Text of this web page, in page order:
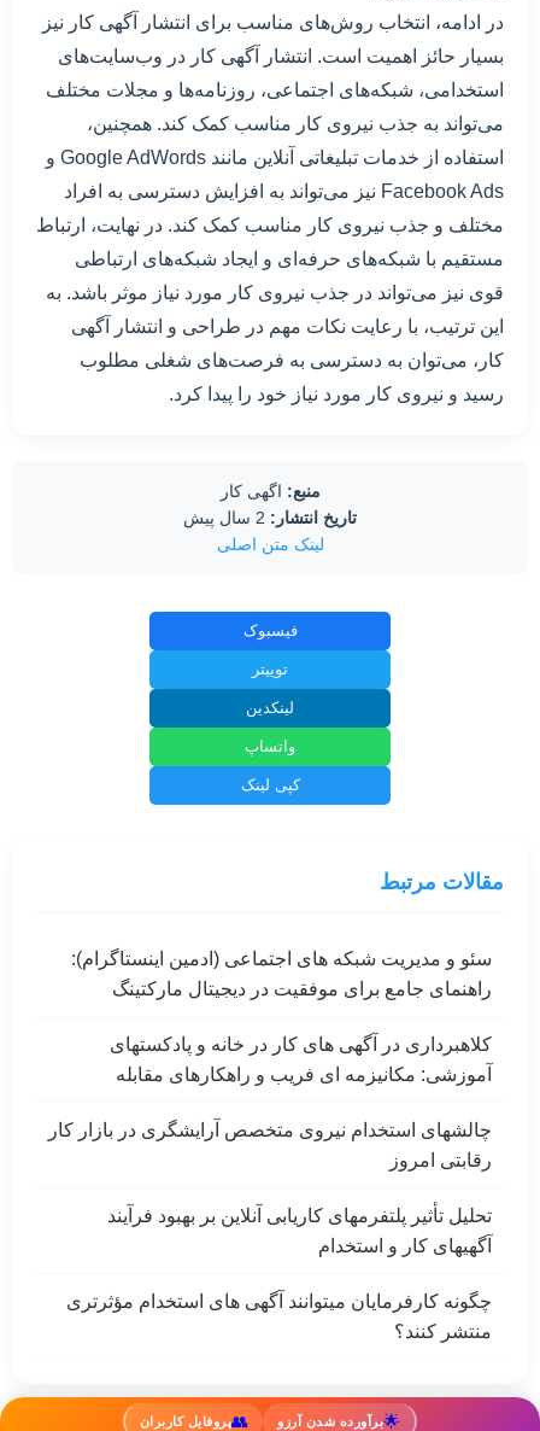
🌟برآورده شدن آرزو 👥پروفایل کاربران
در ادامه، انتخاب روش‌های مناسب برای انتشار آگهی کار نیز
بسیار حائز اهمیت است. انتشار آگهی کار در وب‌سایت‌های
استخدامی، شبکه‌های اجتماعی، روزنامه‌ها و مجلات مختلف
می‌تواند به جذب نیروی کار مناسب کمک کند. همچنین،
استفاده از خدمات تبلیغاتی آنلاین مانند Google AdWords و
Facebook Ads نیز می‌تواند به افزایش دسترسی به افراد
مختلف و جذب نیروی کار مناسب کمک کند. در نهایت، ارتباط
مستقیم با شبکه‌های حرفه‌ای و ایجاد شبکه‌های ارتباطی
قوی نیز می‌تواند در جذب نیروی کار مورد نیاز موثر باشد. به
این ترتیب، با رعایت نکات مهم در طراحی و انتشار آگهی
کار، می‌توان به دسترسی به فرصت‌های شغلی مطلوب
رسید و نیروی کار مورد نیاز خود را پیدا کرد.
منبع: اگهی کار
تاریخ انتشار:
لینک متن اصلی
فیسبوک
توییتر
لینکدین
واتساپ
کپی لینک
مقالات مرتبط
سئو و مدیریت شبکه های اجتماعی (ادمین اینستاگرام):
راهنمای جامع برای موفقیت در دیجیتال مارکتینگ
کلاهبرداری در آگهی های کار در خانه و پادکستهای
آموزشی: مکانیزمه ای فریب و راهکارهای مقابله
چالشهای استخدام نیروی متخصص آرایشگری در بازار کار
رقابتی امروز
تحلیل تأثیر پلتفرمهای کاریابی آنلاین بر بهبود فرآیند
آگهیهای کار و استخدام
چگونه کارفرمایان میتوانند آگهی های استخدام مؤثرتری
منتشر کنند؟